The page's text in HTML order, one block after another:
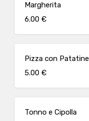
Margherita
6.00 €
Pizza con Patatine
5.00 €
Tonno e Cipolla